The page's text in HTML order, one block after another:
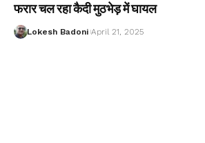
फरार चल रहा कैदी मुठभेड़ में घायल
Lokesh Badoni April 21, 2025